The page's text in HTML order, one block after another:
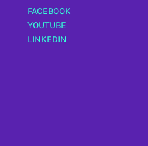
FACEBOOK
YOUTUBE
LINKEDIN